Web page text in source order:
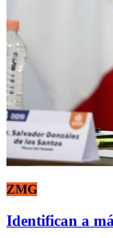
ZMG
Identifican a